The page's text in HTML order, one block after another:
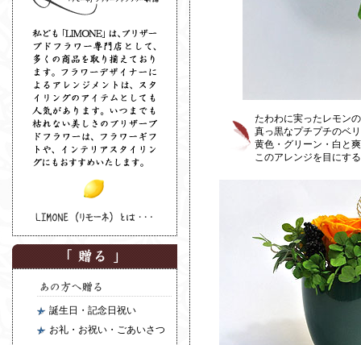
誕生日・記念日祝い
お礼・お祝い・ごあいさつ
たわわに実ったレモン
真っ黒なプチプチのベ
黄色・グリーン・白と
このアレンジを目にす